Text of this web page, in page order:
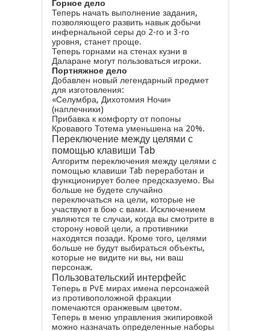
Горное дело
Теперь начать выполнение задания,
позволяющего развить навык добычи
инфернальной серы до 2-го и 3-го
уровня, станет проще.
Теперь горнами на стенах кузни в
Даларане могут пользоваться игроки.
Портняжное дело
Добавлен новый легендарный предмет
для изготовления:
«Селумбра, Дихотомия Ночи»
(наплечники)
Прибавка к комфорту от попоны
Кровавого Тотема уменьшена на 20%.
Переключение между целями с
помощью клавиши Tab
Алгоритм переключения между целями с
помощью клавиши Tab переработан и
функционирует более предсказуемо. Вы
больше не будете случайно
переключаться на цели, которые не
участвуют в бою с вами. Исключением
являются те случаи, когда вы смотрите в
сторону новой цели, а противники
находятся позади. Кроме того, целями
больше не будут выбираться объекты,
которые не видите ни вы, ни ваш
персонаж.
Пользовательский интерфейс
Теперь в PvE мирах имена персонажей
из противоположной фракции
помечаются оранжевым цветом.
Теперь в меню управления экипировкой
можно назначать определенные наборы